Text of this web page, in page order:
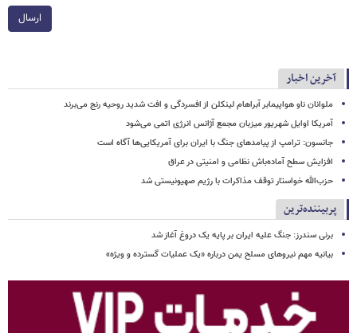
ارسال
آخرین اخبار
ملوانان ناو هواپیمابر آبراهام لینکلن از افسردگی و افت شدید روحیه رنج می‌برند
آمریکا اوایل شهریور میزبان مجمع آژانس انرژی اتمی می‌شود
جانسون: ترامپ از پیامدهای جنگ با ایران برای آمریکایی‌ها آگاه است
افزایش سطح آماده‌باش نظامی و امنیتی در عراق
حزب‌الله خواستار توقف مذاکرات با رژیم صهیونیستی شد
پربیننده‌ترین
برنی سندرز: جنگ علیه ایران بر پایه یک دروغ آغاز شد
بیانیه مهم نیروهای مسلح یمن درباره «یک عملیات گسترده و ویژه»